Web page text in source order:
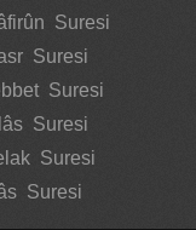
Suresi
Suresi
Suresi
Suresi
Suresi
Suresi